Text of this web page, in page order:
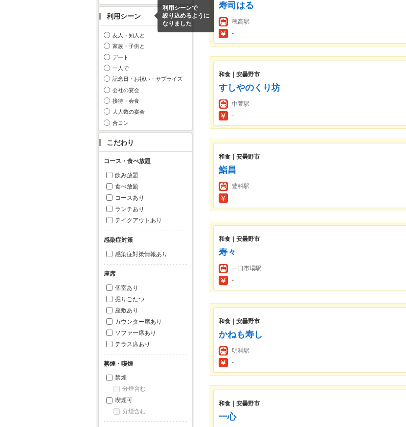
利用シーン
利用シーンで
絞り込めるように
なりました
友人・知人と
家族・子供と
デート
一人で
記念日・お祝い・サプライズ
会社の宴会
接待・会食
大人数の宴会
合コン
こだわり
コース・食べ放題
飲み放題
食べ放題
コースあり
ランチあり
テイクアウトあり
感染症対策
感染症対策情報あり
座席
個室あり
掘りごたつ
座敷あり
カウンター席あり
ソファー席あり
テラス席あり
禁煙・喫煙
禁煙
分煙含む
喫煙可
分煙含む
寿司はる
穂高駅
-
和食｜安曇野市
すしやのくり坊
中萱駅
-
和食｜安曇野市
鮨昌
豊科駅
-
和食｜安曇野市
寿々
一日市場駅
-
和食｜安曇野市
かねも寿し
明科駅
-
和食｜安曇野市
一心